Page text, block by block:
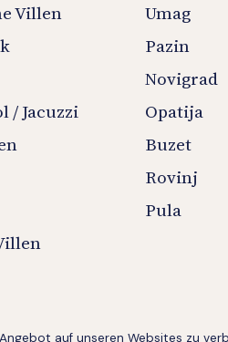
auf unseren Websites zu
Villen
/ Jacuzzi
Umag
Pazin
Novigrad
Opatija
Buzet
Rovinj
Pula